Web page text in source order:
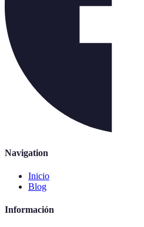
Navigation
Inicio
Blog
Información